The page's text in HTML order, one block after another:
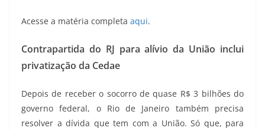
Acesse a matéria completa aqui.
Contrapartida do RJ para alívio da União inclui
privatização da Cedae
Depois de receber o socorro de quase R$ 3 bilhões do
governo federal, o Rio de Janeiro também precisa
resolver a dívida que tem com a União. Só que, para